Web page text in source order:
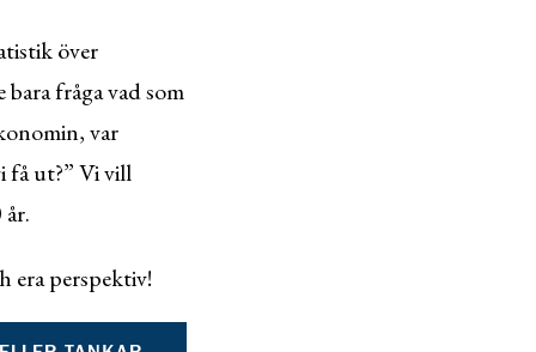
över
fråga vad som
var
få ut?” Vi vill
era perspektiv!